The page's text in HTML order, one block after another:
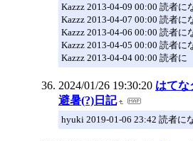
Kazzz 2013-04-09 00:00 読者に
Kazzz 2013-04-07 00:00 読者に
Kazzz 2013-04-06 00:00 読者に
Kazzz 2013-04-05 00:00 読者に
Kazzz 2013-04-04 00:00 読者に
2024/01/26 19:30:20 はてな
避暑(?)日記
hyuki 2019-01-06 23:42 読者に